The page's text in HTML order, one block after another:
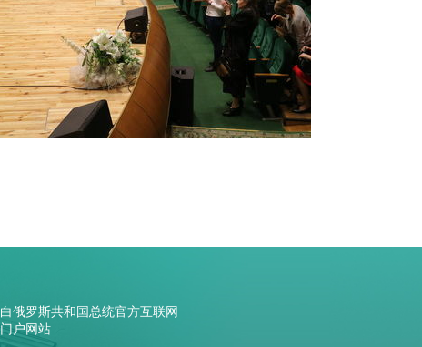
白俄罗斯共和国总统官方互联网
门户网站